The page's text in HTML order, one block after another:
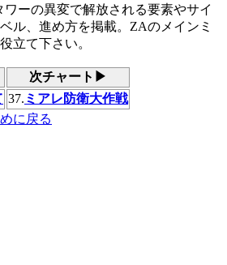
ーの異変で解放される要素やサイ
ル、進め方を掲載。ZAのメインミ
立て下さい。
次チャート▶
37. ミアレ防衛大作戦
に戻る